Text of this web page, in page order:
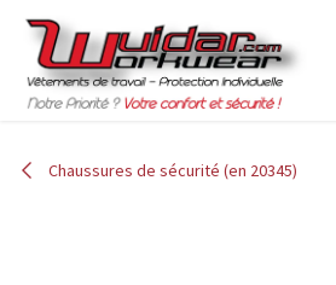
Chaussures de sécurité (en 20345)